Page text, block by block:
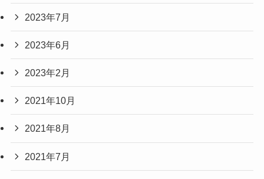
2023年7月
2023年6月
2023年2月
2021年10月
2021年8月
2021年7月